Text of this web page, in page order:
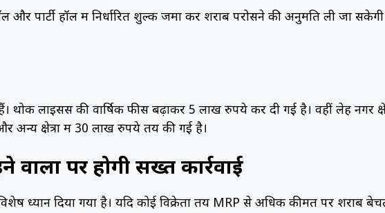
और पार्टी हॉल में निर्धारित शुल्क जमा कर शराब परोसने की अनुमति ली जा
थोक लाइसेंस की वार्षिक फीस बढ़ाकर 5 लाख रुपये कर दी गई है। वहीं लेह नगर
अन्य क्षेत्रों में 30 लाख रुपये तय की गई है।
पर होगी सख्त कार्रवाई
ध्यान दिया गया है। यदि कोई विक्रेता तय MRP से अधिक कीमत पर शराब